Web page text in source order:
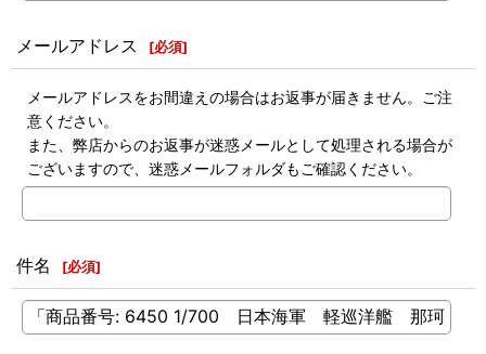
メールアドレス [必須]
メールアドレスをお間違えの場合はお返事が届きません。ご注
意ください。
また、弊店からのお返事が迷惑メールとして処理される場合が
ございますので、迷惑メールフォルダもご確認ください。
件名 [必須]